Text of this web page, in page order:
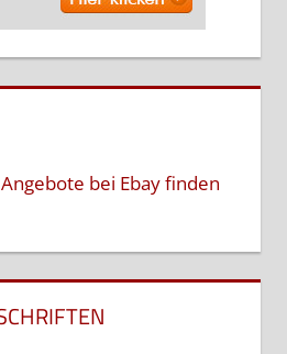
bei Ebay finden